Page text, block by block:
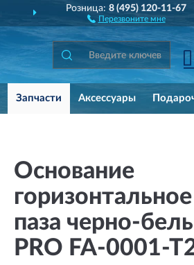
Розница:8 (495) 120-11-67
Перезвоните мне
Запчасти Аксессуары
Основание
паза черно-
PRO FA-0001-